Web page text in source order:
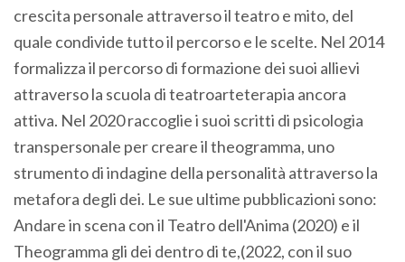
crescita personale attraverso il teatro e mito, del
quale condivide tutto il percorso e le scelte. Nel 2014
formalizza il percorso di formazione dei suoi allievi
attraverso la scuola di teatroarteterapia ancora
attiva. Nel 2020 raccoglie i suoi scritti di psicologia
transpersonale per creare il theogramma, uno
strumento di indagine della personalità attraverso la
metafora degli dei. Le sue ultime pubblicazioni sono:
Andare in scena con il Teatro dell'Anima (2020) e il
Theogramma gli dei dentro di te,(2022, con il suo